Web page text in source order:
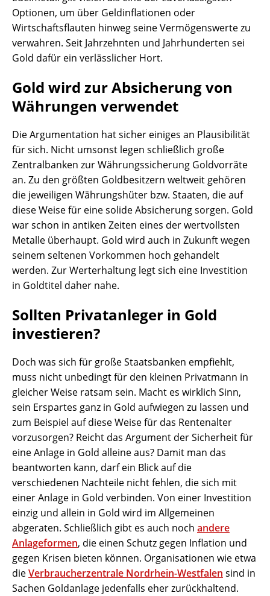
Optionen, um über Geldinflationen oder
Wirtschaftsflauten hinweg seine Vermögenswerte zu
verwahren. Seit Jahrzehnten und Jahrhunderten sei
Gold dafür ein verlässlicher Hort.
Gold wird zur Absicherung von
Währungen verwendet
Die Argumentation hat sicher einiges an Plausibilität
für sich. Nicht umsonst legen schließlich große
Zentralbanken zur Währungssicherung Goldvorräte
an. Zu den größten Goldbesitzern weltweit gehören
die jeweiligen Währungshüter bzw. Staaten, die auf
diese Weise für eine solide Absicherung sorgen. Gold
war schon in antiken Zeiten eines der wertvollsten
Metalle überhaupt. Gold wird auch in Zukunft wegen
seinem seltenen Vorkommen hoch gehandelt
werden. Zur Werterhaltung legt sich eine Investition
in Goldtitel daher nahe.
Sollten Privatanleger in Gold
investieren?
Doch was sich für große Staatsbanken empfiehlt,
muss nicht unbedingt für den kleinen Privatmann in
gleicher Weise ratsam sein. Macht es wirklich Sinn,
sein Erspartes ganz in Gold aufwiegen zu lassen und
zum Beispiel auf diese Weise für das Rentenalter
vorzusorgen? Reicht das Argument der Sicherheit für
eine Anlage in Gold alleine aus? Damit man das
beantworten kann, darf ein Blick auf die
verschiedenen Nachteile nicht fehlen, die sich mit
einer Anlage in Gold verbinden. Von einer Investition
einzig und allein in Gold wird im Allgemeinen
abgeraten. Schließlich gibt es auch noch andere
Anlageformen, die einen Schutz gegen Inflation und
gegen Krisen bieten können. Organisationen wie etwa
dieVerbraucherzentrale Nordrhein-Westfalen sind in
Sachen Goldanlage jedenfalls eher zurückhaltend.